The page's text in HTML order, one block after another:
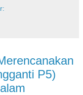
P5)